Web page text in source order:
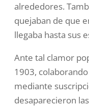
alrededores.
quejaban de que
llegaba hasta sus
Ante tal clamor
1903,
mediante
desaparecieron